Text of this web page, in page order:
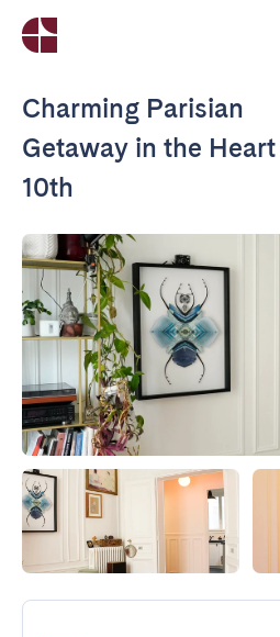
Charming Parisian
Getaway in the
10th